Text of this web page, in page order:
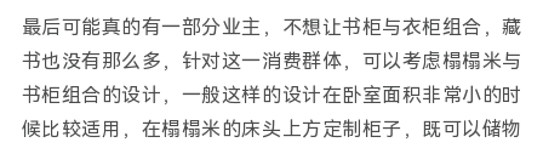
最后可能真的有一部分业主，不想让书柜与衣柜组合，藏
书也没有那么多，针对这一消费群体，可以考虑榻榻米与
书柜组合的设计，一般这样的设计在卧室面积非常小的时
候比较适用，在榻榻米的床头上方定制柜子，既可以储物